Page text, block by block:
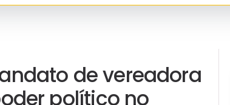
de vereadora
político no